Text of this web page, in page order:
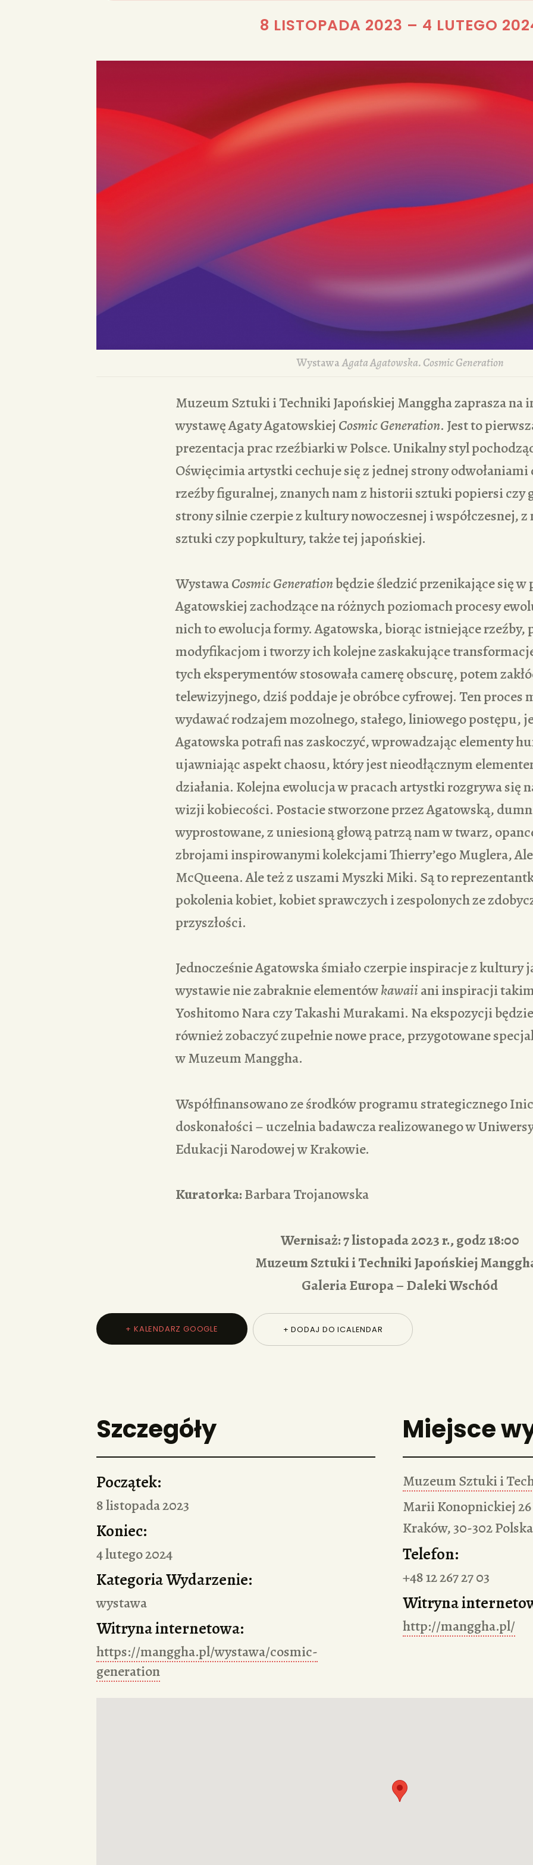
REDAKCJA
8 LISTOPADA 2023 – 4 LUTEGO
WystawaAgata Agatowska. Cosmic Generation
Muzeum Sztuki i Techniki Japońskiej Manggha zaprasza na
wystawę Agaty Agatowskiej Cosmic Generation. Jest to
prezentacja prac rzeźbiarki w Polsce. Unikalny styl
Oświęcimia artystki cechuje się z jednej strony odwołaniami
rzeźby figuralnej, znanych nam z historii sztuki popiersi czy
strony silnie czerpie z kultury nowoczesnej i współczesnej,
sztuki czy popkultury, także tej japońskiej.
WystawaCosmic Generationbędzie śledzić przenikające się w
Agatowskiej zachodzące na różnych poziomach procesy
nich to ewolucja formy. Agatowska, biorąc istniejące rzeźby,
modyfikacjom i tworzy ich kolejne zaskakujące
tych eksperymentów stosowała camerę obscurę, potem
telewizyjnego, dziś poddaje je obróbce cyfrowej. Ten proces
wydawać rodzajem mozolnego, stałego, liniowego postępu,
Agatowska potrafi nas zaskoczyć, wprowadzając elementy
ujawniając aspekt chaosu, który jest nieodłącznym
działania. Kolejna ewolucja w pracach artystki rozgrywa się
wizji kobiecości. Postacie stworzone przez Agatowską,
wyprostowane, z uniesioną głową patrzą nam w twarz,
zbrojami inspirowanymi kolekcjami Thierry’ego Muglera,
McQueena. Ale też z uszami Myszki Miki. Są to
pokolenia kobiet, kobiet sprawczych i zespolonych ze
przyszłości.
Jednocześnie Agatowska śmiało czerpie inspiracje z kultury
wystawie nie zabraknie elementówkawaiiani inspiracji
Yoshitomo Nara czy Takashi Murakami. Na ekspozycji
również zobaczyć zupełnie nowe prace, przygotowane
w Muzeum Manggha.
Współfinansowano ze środków programu strategicznego
doskonałości – uczelnia badawcza realizowanego w
Edukacji Narodowej w Krakowie.
Kuratorka:Barbara Trojanowska
Wernisaż:7 listopada 2023 r., godz 18:00
Muzeum Sztuki i Techniki Japońskiej
Galeria Europa – Daleki Wschód
+ KALENDARZ GOOGLE + DODAJ DO ICALENDAR
Szczegóły
Początek:
8 listopada 2023
Koniec:
4 lutego 2024
Kategoria Wydarzenie:
wystawa
Witryna internetowa:
https://manggha.pl/wystawa/cosmic-
generation
Miejsce
Muzeum Sztuki i
Marii Konopnickiej 26
Kraków,30-302Polska
Telefon:
+48 12 267 27 03
Witryna
http://manggha.pl/